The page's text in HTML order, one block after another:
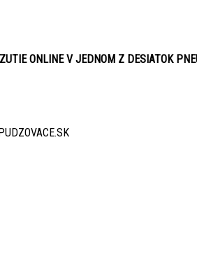
ONLINE V JEDNOM Z DESIATOK